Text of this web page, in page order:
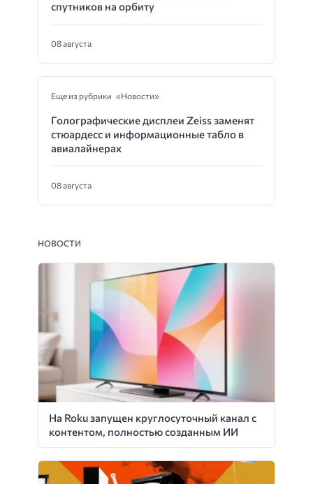
спутников на орбиту
08 августа
Еще из рубрики «Новости»
Голографические дисплеи Zeiss заменят
стюардесс и информационные табло в
авиалайнерах
08 августа
НОВОСТИ
На Roku запущен круглосуточный канал с
контентом, полностью созданным ИИ